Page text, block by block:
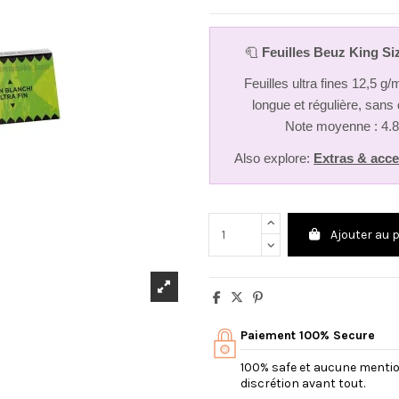
🧻 Feuilles Beuz King
Feuilles ultra fines 12,5 g/
longue et régulière,
Note moyenne :
Also explore: Extras &
Ajouter au
Paiement 100% Secure
100% safe et aucune
discrétion avant tout.